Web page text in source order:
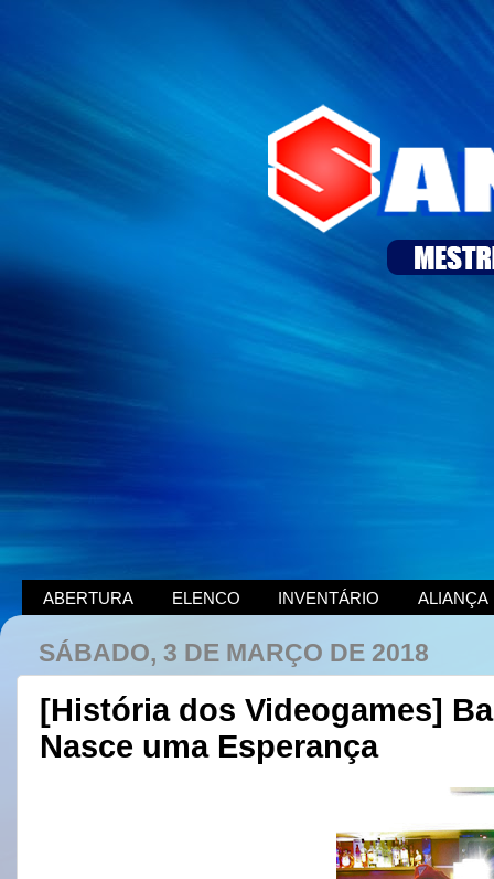
ABERTURA ELENCO INVENTÁRIO ALIANÇA
SÁBADO, 3 DE MARÇO DE 2018
[História dos Videogames]
Nasce uma Esperança